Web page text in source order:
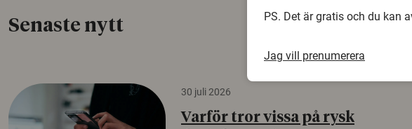
Senaste nytt
30 juli 2026
Varför tror vissa på rysk
PS. Det är gratis och du kan
Jag vill prenumerera